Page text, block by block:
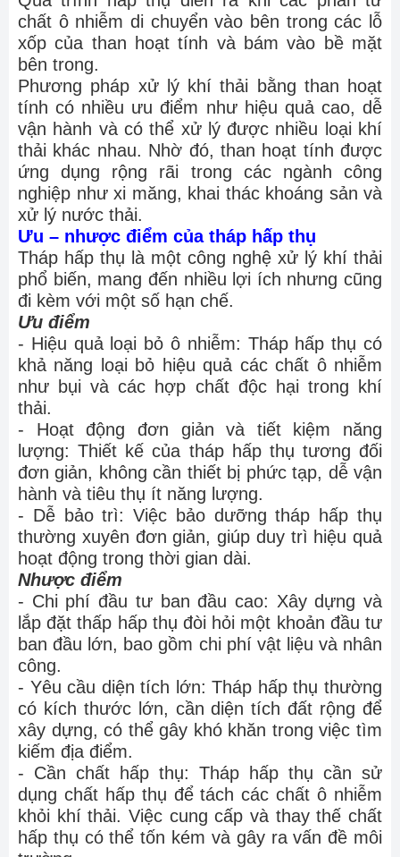
chất ô nhiễm di chuyển vào bên trong các lỗ
xốp của than hoạt tính và bám vào bề mặt
bên trong.
Phương pháp xử lý khí thải bằng than hoạt
tính có nhiều ưu điểm như hiệu quả cao, dễ
vận hành và có thể xử lý được nhiều loại khí
thải khác nhau. Nhờ đó, than hoạt tính được
ứng dụng rộng rãi trong các ngành công
nghiệp như xi măng, khai thác khoáng sản và
xử lý nước thải.
Ưu – nhược điểm của tháp hấp thụ
Tháp hấp thụ là một công nghệ xử lý khí thải
phổ biến, mang đến nhiều lợi ích nhưng cũng
đi kèm với một số hạn chế.
Ưu điểm
- Hiệu quả loại bỏ ô nhiễm: Tháp hấp thụ có
khả năng loại bỏ hiệu quả các chất ô nhiễm
như bụi và các hợp chất độc hại trong khí
thải.
- Hoạt động đơn giản và tiết kiệm năng
lượng: Thiết kế của tháp hấp thụ tương đối
đơn giản, không cần thiết bị phức tạp, dễ vận
hành và tiêu thụ ít năng lượng.
- Dễ bảo trì: Việc bảo dưỡng tháp hấp thụ
thường xuyên đơn giản, giúp duy trì hiệu quả
hoạt động trong thời gian dài.
Nhược điểm
- Chi phí đầu tư ban đầu cao: Xây dựng và
lắp đặt thấp hấp thụ đòi hỏi một khoản đầu tư
ban đầu lớn, bao gồm chi phí vật liệu và nhân
công.
- Yêu cầu diện tích lớn: Tháp hấp thụ thường
có kích thước lớn, cần diện tích đất rộng để
xây dựng, có thể gây khó khăn trong việc tìm
kiếm địa điểm.
- Cần chất hấp thụ: Tháp hấp thụ cần sử
dụng chất hấp thụ để tách các chất ô nhiễm
khỏi khí thải. Việc cung cấp và thay thế chất
hấp thụ có thể tốn kém và gây ra vấn đề môi